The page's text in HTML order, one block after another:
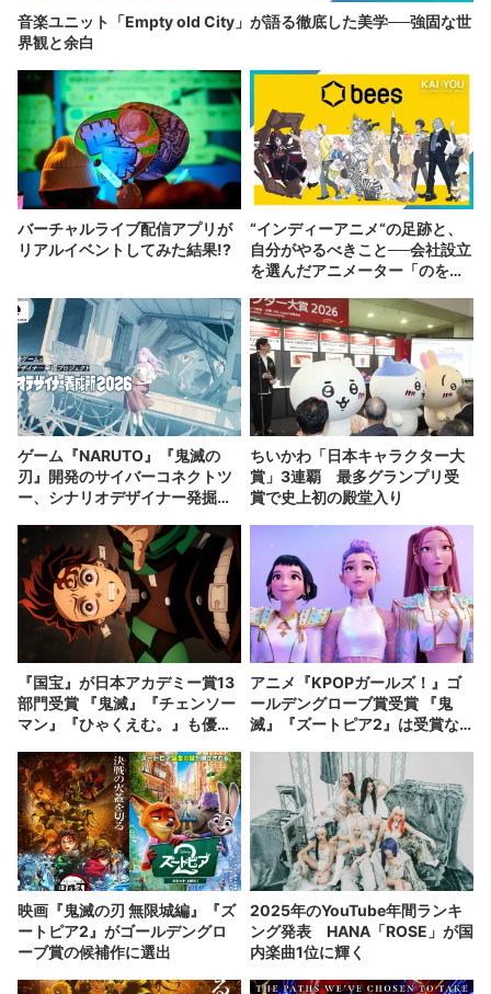
音楽ユニット「Empty old City」が語る徹底した美学──強固な世
界観と余白
バーチャルライブ配信アプリが
リアルイベントしてみた結果!?
“インディーアニメ“の足跡と、
自分がやるべきこと──会社設立
を選んだアニメーター「のを
ゲーム『NARUTO』『鬼滅の
刃』開発のサイバーコネクトツ
ー、シナリオデザイナー発掘企
ちいかわ「日本キャラクター大
賞」3連覇 最多グランプリ受
賞で史上初の殿堂入り
『国宝』が日本アカデミー賞13
部門受賞 『鬼滅』『チェンソー
マン』『ひゃくえむ。』も優秀
アニメ『KPOPガールズ！』ゴ
ールデングローブ賞受賞 『鬼
滅』『ズートピア2』は受賞な
映画『鬼滅の刃 無限城編』『ズ
ートピア2』がゴールデングロ
ーブ賞の候補作に選出
2025年のYouTube年間ランキ
ング発表 HANA「ROSE」が国
内楽曲1位に輝く